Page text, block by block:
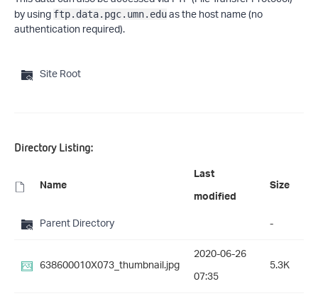
by using ftp.data.pgc.umn.eduas the host name (no
authentication required).
Site Root
Directory Listing:
Name
Last
modified
Size
Parent Directory
-
638600010X073_thumbnail.jpg
2020-06-26
07:35
5.3K